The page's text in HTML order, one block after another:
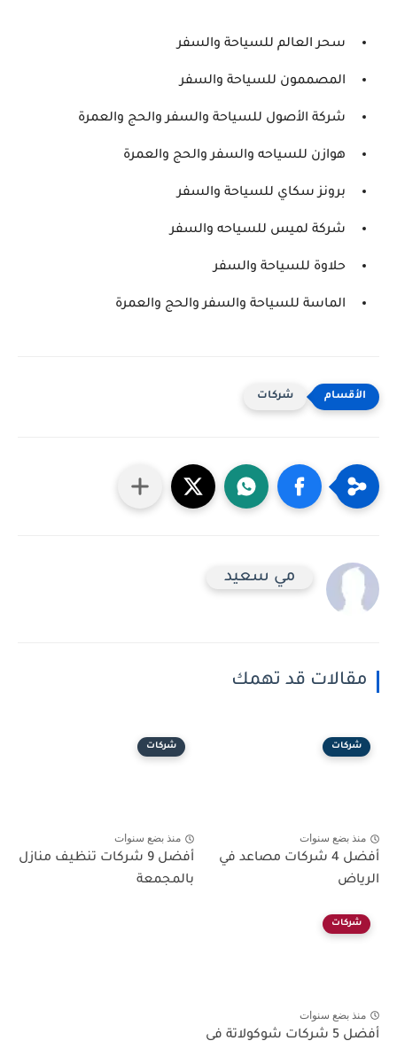
سحر العالم للسياحة والسفر
المصممون للسياحة والسفر
شركة الأصول للسياحة والسفر والحج والعمرة
هوازن للسياحه والسفر والحج والعمرة
برونز سكاي للسياحة والسفر
شركة لميس للسياحه والسفر
حلاوة للسياحة والسفر
الماسة للسياحة والسفر والحج والعمرة
شركات
مي سعيد
مقالات قد تهمك
شركات
منذ بضع سنوات
أفضل 4 شركات مصاعد في
الرياض
شركات
منذ بضع سنوات
أفضل 9 شركات تنظيف منازل
بالمجمعة
شركات
منذ بضع سنوات
أفضل 5 شركات شوكولاتة في